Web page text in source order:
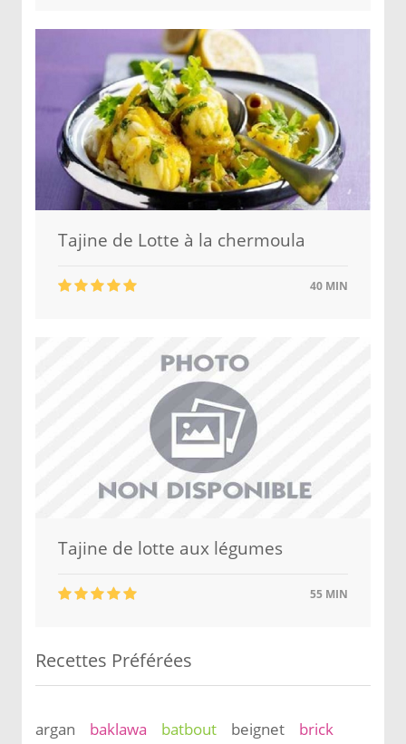
Tajine de Lotte à la chermoula
40 MIN
Tajine de lotte aux légumes
55 MIN
Recettes Préférées
argan baklawa batbout beignet brick